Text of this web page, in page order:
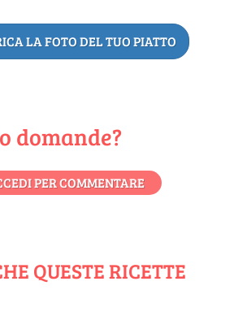
LA FOTO DEL TUO PIATTO
domande?
PER COMMENTARE
QUESTE RICETTE